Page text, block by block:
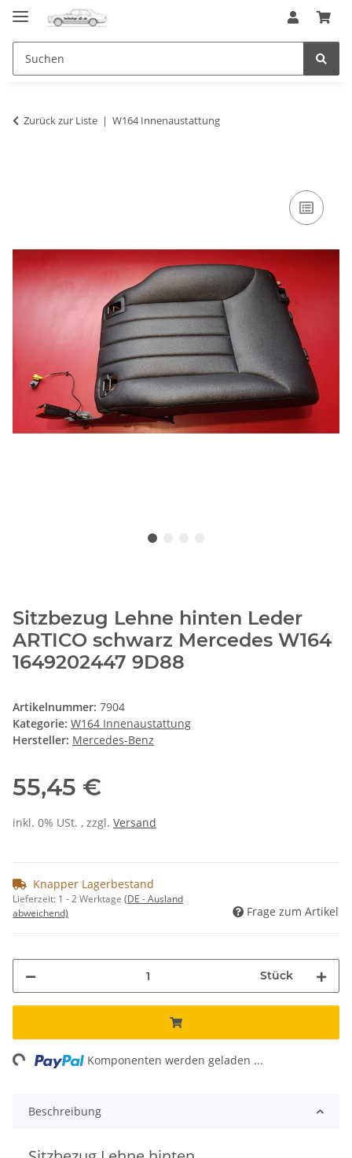
Zurück zur Liste W164 Innenaustattung
Sitzbezug Lehne hinten Leder
ARTICO schwarz Mercedes W164
1649202447 9D88
Artikelnummer: 7904
Kategorie: W164 Innenaustattung
Hersteller: Mercedes-Benz
55,45 €
inkl. 0% USt. , zzgl. Versand
Knapper Lagerbestand
Lieferzeit: 1 - 2 Werktage (DE - Ausland
abweichend)
Frage zum Artikel
Stück
Komponenten werden geladen ...
Beschreibung